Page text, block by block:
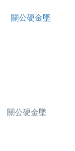
關公硬金墜